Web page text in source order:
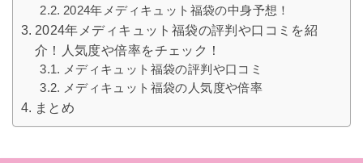
2024年メディキュット福袋の中身予想！
2024年メディキュット福袋の評判や口コミを紹
介！人気度や倍率をチェック！
メディキュット福袋の評判や口コミ
メディキュット福袋の人気度や倍率
まとめ